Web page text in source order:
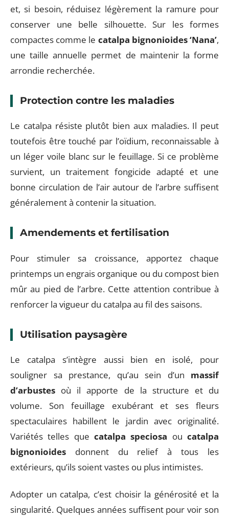
et, si besoin, réduisez légèrement la ramure pour
conserver une belle silhouette. Sur les formes
compactes comme le catalpa bignonioides ‘Nana’,
une taille annuelle permet de maintenir la forme
arrondie recherchée.
Protection contre les maladies
Le catalpa résiste plutôt bien aux maladies. Il peut
toutefois être touché par l’oïdium, reconnaissable à
un léger voile blanc sur le feuillage. Si ce problème
survient, un traitement fongicide adapté et une
bonne circulation de l’air autour de l’arbre suffisent
généralement à contenir la situation.
Amendements et fertilisation
Pour stimuler sa croissance, apportez chaque
printemps un engrais organique ou du compost bien
mûr au pied de l’arbre. Cette attention contribue à
renforcer la vigueur du catalpa au fil des saisons.
Utilisation paysagère
Le catalpa s’intègre aussi bien en isolé, pour
souligner sa prestance, qu’au sein d’un massif
d’arbustes où il apporte de la structure et du
volume. Son feuillage exubérant et ses fleurs
spectaculaires habillent le jardin avec originalité.
Variétés telles que catalpa speciosa oucatalpa
bignonioides donnent du relief à tous les
extérieurs, qu’ils soient vastes ou plus intimistes.
Adopter un catalpa, c’est choisir la générosité et la
singularité. Quelques années suffisent pour voir son